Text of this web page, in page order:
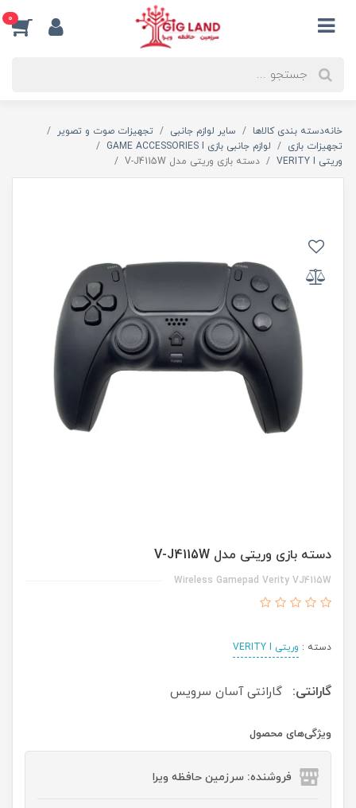
0
خانهدسته بندی کالاها سایر لوازم جانبی
تجهیزات صوت و تصویر
تجهیزات بازی
لوازم جانبی بازی GAME ACCESSORIES I
وریتی VERITY I
دسته بازی وریتی مدل V-J4115W
دسته بازی وریتی مدل V-J4115W
Wireless Gamepad Verity VJ4115W
دسته : وریتی VERITY I
گارانتی: گارانتی آسان سرویس
ویژگی‌های محصول
فروشنده: سرزمین حافظه ویرا